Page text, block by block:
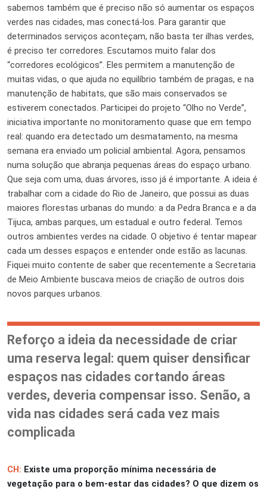
sabemos também que é preciso não só aumentar os espaços
verdes nas cidades, mas conectá-los. Para garantir que
determinados serviços aconteçam, não basta ter ilhas verdes,
é preciso ter corredores. Escutamos muito falar dos
“corredores ecológicos”. Eles permitem a manutenção de
muitas vidas, o que ajuda no equilíbrio também de pragas, e na
manutenção de habitats, que são mais conservados se
estiverem conectados. Participei do projeto “Olho no Verde”,
iniciativa importante no monitoramento quase que em tempo
real: quando era detectado um desmatamento, na mesma
semana era enviado um policial ambiental. Agora, pensamos
numa solução que abranja pequenas áreas do espaço urbano.
Que seja com uma, duas árvores, isso já é importante. A ideia é
trabalhar com a cidade do Rio de Janeiro, que possui as duas
maiores florestas urbanas do mundo: a da Pedra Branca e a da
Tijuca, ambas parques, um estadual e outro federal. Temos
outros ambientes verdes na cidade. O objetivo é tentar mapear
cada um desses espaços e entender onde estão as lacunas.
Fiquei muito contente de saber que recentemente a Secretaria
de Meio Ambiente buscava meios de criação de outros dois
novos parques urbanos.
Reforço a ideia da necessidade de criar
uma reserva legal: quem quiser densificar
espaços nas cidades cortando áreas
verdes, deveria compensar isso. Senão, a
vida nas cidades será cada vez mais
complicada
CH: Existe uma proporção mínima necessária de
vegetação para o bem-estar das cidades? O que dizem os